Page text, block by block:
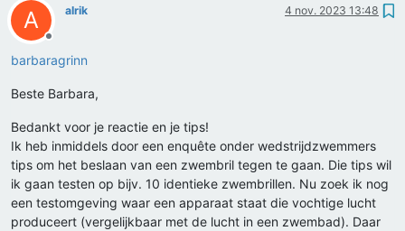
A
Offline
alrik 4 nov. 2023 13:48
barbaragrinn
Beste Barbara,
Bedankt voor je reactie en je tips!
Ik heb inmiddels door een enquête onder wedstrijdzwemmers
tips om het beslaan van een zwembril tegen te gaan. Die tips wil
ik gaan testen op bijv. 10 identieke zwembrillen. Nu zoek ik nog
een testomgeving waar een apparaat staat die vochtige lucht
produceert (vergelijkbaar met de lucht in een zwembad). Daar